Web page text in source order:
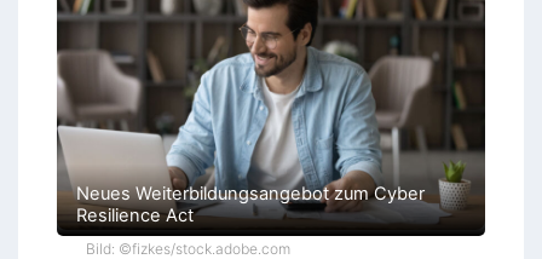
c
h
Neues Weiterbildungsangebot zum Cyber
Resilience Act
Bild: ©fizkes/stock.adobe.com